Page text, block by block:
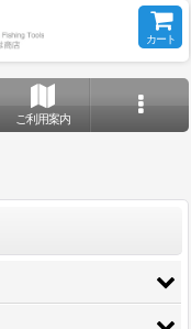
カート
ご利用案内